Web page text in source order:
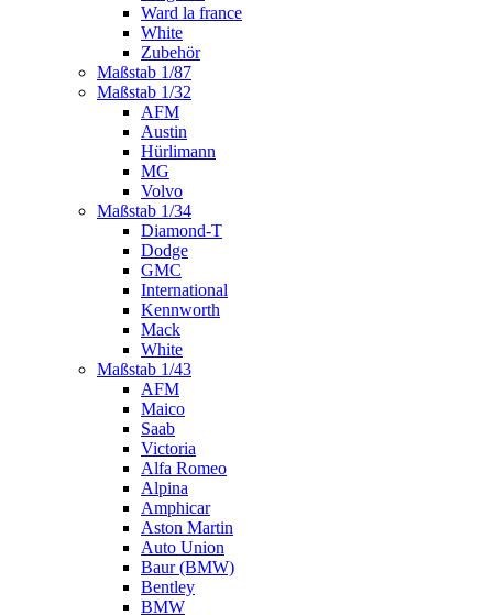
Ward la france
White
Zubehör
Maßstab 1/87
Maßstab 1/32
AFM
Austin
Hürlimann
MG
Volvo
Maßstab 1/34
Diamond-T
Dodge
GMC
International
Kennworth
Mack
White
Maßstab 1/43
AFM
Maico
Saab
Victoria
Alfa Romeo
Alpina
Amphicar
Aston Martin
Auto Union
Baur (BMW)
Bentley
BMW